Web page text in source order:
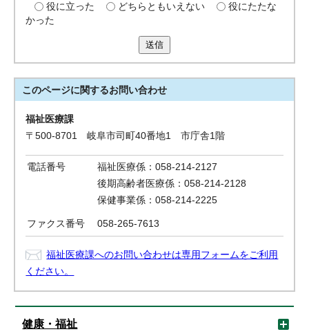
役に立った
どちらともいえない
役にたたな
かった
送信
このページに関するお問い合わせ
福祉医療課
〒500-8701 岐阜市司町40番地1 市庁舎1階
電話番号
福祉医療係：058-214-2127
後期高齢者医療係：058-214-2128
保健事業係：058-214-2225
ファクス番号 058-265-7613
福祉医療課へのお問い合わせは専用フォームをご利用
ください。
健康・福祉